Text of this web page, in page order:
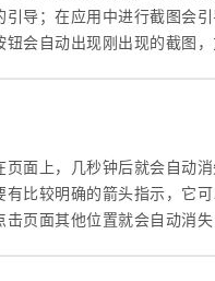
导；在应用中进行截图会
钮会自动出现刚出现的截图
面上，几秒钟后就会自动
比较明确的箭头指示，它
页面其他位置就会自动消